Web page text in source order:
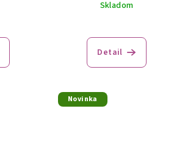
Skladom
Detail
Novinka